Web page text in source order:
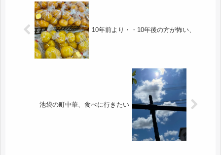
10年前より・・10年後の方が怖い、
池袋の町中華、食べに行きたい